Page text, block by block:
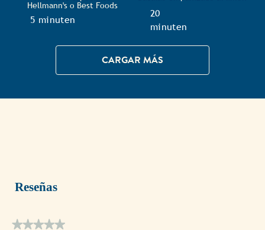
Hellmann's o Best Foods
TotalTime
5 minuten
TotalTime
20
minuten
CARGAR MÁS
Reseñas
★★★★★